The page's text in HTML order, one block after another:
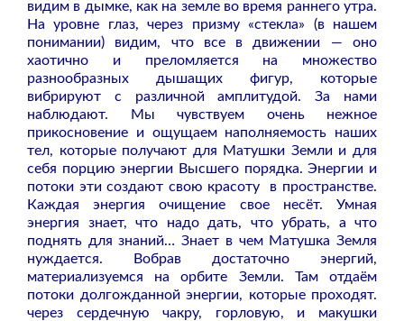
видим в дымке, как на земле во время раннего утра.
На уровне глаз, через призму «стекла» (в нашем
понимании) видим, что все в движении — оно
хаотично и преломляется на множество
разнообразных дышащих фигур, которые
вибрируют с различной амплитудой. За нами
наблюдают. Мы чувствуем очень нежное
прикосновение и ощущаем наполняемость наших
тел, которые получают для Матушки Земли и для
себя порцию энергии Высшего порядка. Энергии и
потоки эти создают свою красоту в пространстве.
Каждая энергия очищение свое несёт. Умная
энергия знает, что надо дать, что убрать, а что
поднять для знаний… Знает в чем Матушка Земля
нуждается. Вобрав достаточно энергий,
материализуемся на орбите Земли. Там отдаём
потоки долгожданной энергии, которые проходят.
через сердечную чакру, горловую, и макушки